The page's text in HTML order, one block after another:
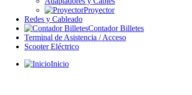
Proyector
Redes y Cableado
Contador Billetes
Terminal de Asistencia / Acceso
Scooter Eléctrico
Inicio